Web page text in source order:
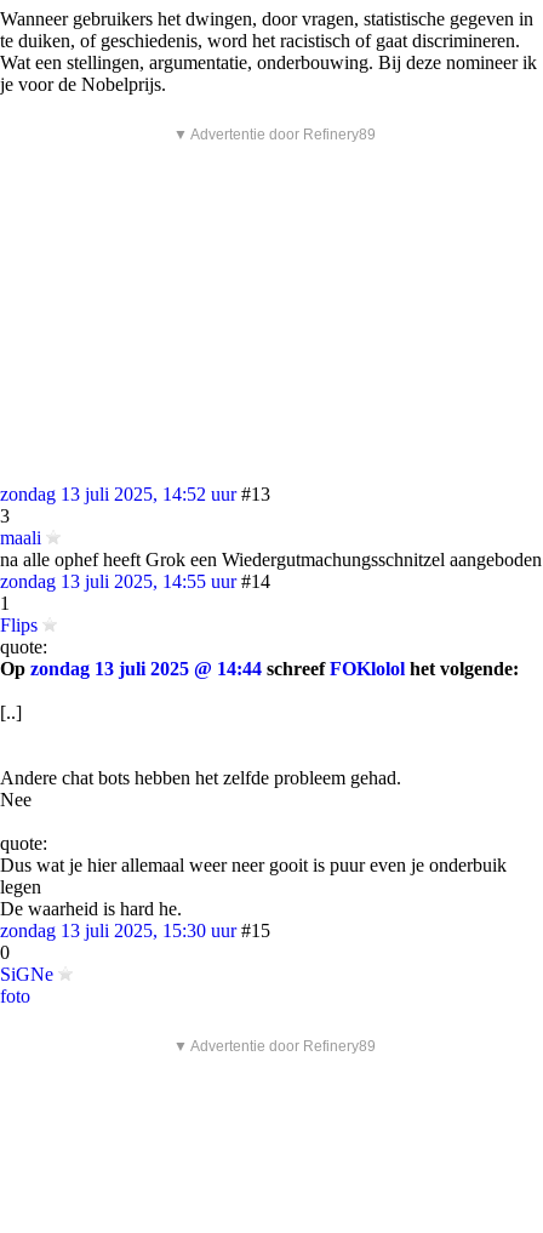
Wanneer gebruikers het dwingen, door vragen, statistische gegeven in
te duiken, of geschiedenis, word het racistisch of gaat discrimineren.
Wat een stellingen, argumentatie, onderbouwing. Bij deze nomineer ik
je voor de Nobelprijs.
▼ Advertentie door Refinery89
zondag 13 juli 2025, 14:52 uur #13
3
maali
na alle ophef heeft Grok een Wiedergutmachungsschnitzel aangeboden
zondag 13 juli 2025, 14:55 uur #14
1
Flips
quote:
Op zondag 13 juli 2025 @ 14:44 schreefFOKlolol het volgende:
[..]
Andere chat bots hebben het zelfde probleem gehad.
Nee
quote:
Dus wat je hier allemaal weer neer gooit is puur even je onderbuik
legen
De waarheid is hard he.
zondag 13 juli 2025, 15:30 uur #15
0
SiGNe
foto
▼ Advertentie door Refinery89